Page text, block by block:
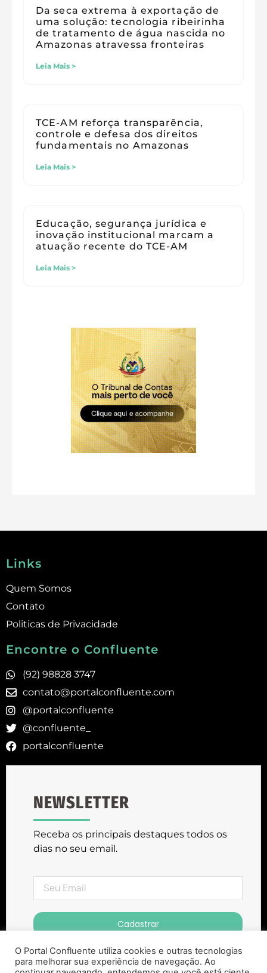
Da seca extrema à exportação de
uma solução: tecnologia ribeirinha
de tratamento de água nascida no
Amazonas atravessa fronteiras
Leia Mais >
TCE-AM reforça transparência,
controle e defesa dos direitos
fundamentais no Amazonas
Leia Mais >
Educação, segurança jurídica e
inovação institucional marcam a
atuação recente do TCE-AM
Leia Mais >
Links
Quem Somos
Contato
Politicas de Privacidade
Encontre o Confluente
(92) 98828 3747
contato@portalconfluente.com
@portalconfluente
@confluente_
portalconfluente
NEWSLETTER
Receba os principais destaques todos os
dias no seu email.
Cadastrar
O Portal Confluente utiliza cookies e outras tecnologias
para melhorar sua experiência de navegação. Ao